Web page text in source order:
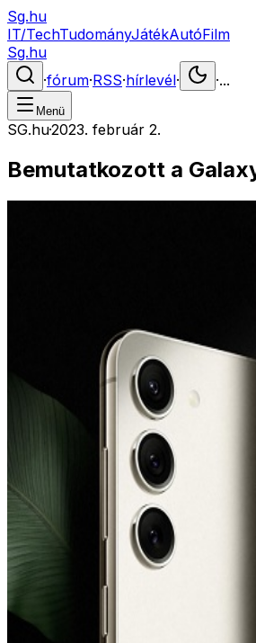
Sg.hu
IT/TechTudományJátékAutóFilm
Sg.hu
·fórum·RSS·hírlevél· ·...
Menü
SG.hu·2023. február 2.
Bemutatkozott a